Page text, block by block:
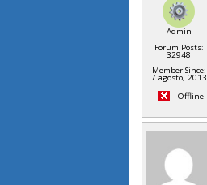
Admin
Forum Posts:
32948
Member Since:
7 agosto, 2013
Offline